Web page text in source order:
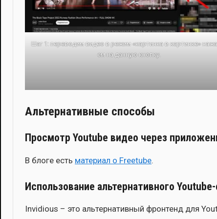
Шаг 1: пере­во­дим видео в режим «кар­тин­ка в кар­тин­ке»
ем на дан­ную кноп­ку.
Альтернативные способы
Просмотр Youtube видео через
В бло­ге есть мате­ри­ал о Freetube.
Использование альтернативного
Invidious – это аль­тер­на­тив­ный фрон­тенд для